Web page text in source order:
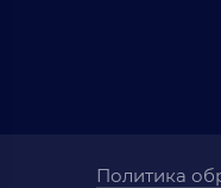
Политика